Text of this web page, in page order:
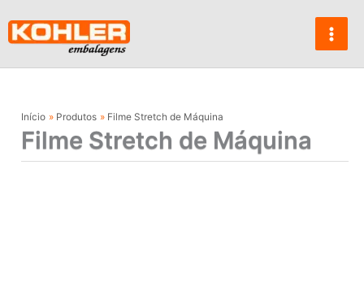
para
conteúdo
Início Produtos Filme Stretch de Máquina
Filme Stretch de Máquina